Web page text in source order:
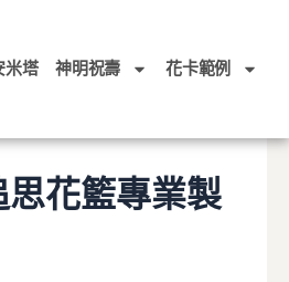
米塔 神明祝壽 花卡範例
花籃專業製